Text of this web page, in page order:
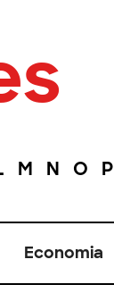
M N O P
Economia